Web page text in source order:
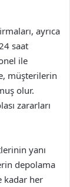
ayrıca
saat
ile
müşterilerin
olur.
zararları
yanı
depolama
kadar her